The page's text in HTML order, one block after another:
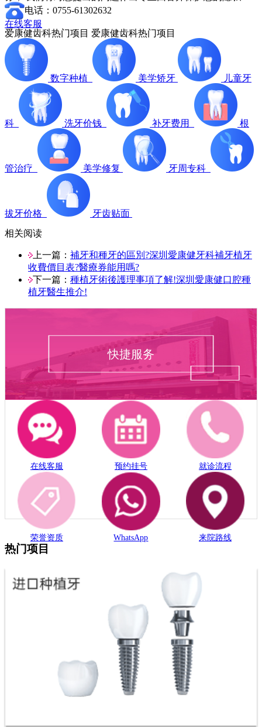
电话：0755-61302632
在线客服
爱康健齿科热门项目 爱康健齿科热门项目
数字种植 美学矫牙 儿童牙
科 洗牙价钱 补牙费用 根
管治疗 美学修复 牙周专科
拔牙价格
牙齿贴面
相关阅读
上一篇： 補牙和種牙的區別?深圳愛康健牙科補牙植牙
收費價目表?醫療券能用嗎?
下一篇： 種植牙術後護理事項了解!深圳愛康健口腔種
植牙醫生推介!
快捷服务
在线客服 预约挂号 就诊流程
荣誉资质 WhatsApp 来院路线
热门项目